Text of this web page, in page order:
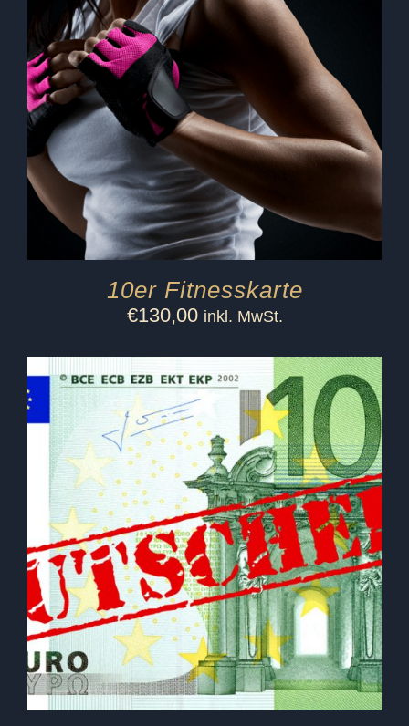
10er Fitnesskarte
€130,00 inkl. MwSt.